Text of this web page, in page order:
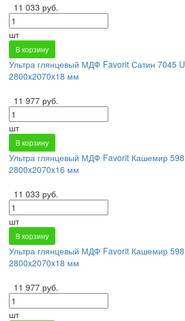
11 033 руб.
шт
В корзину
Ультра глянцевый МДФ Favorit Сатин 7045
2800x2070x18 мм
11 977 руб.
шт
В корзину
Ультра глянцевый МДФ Favorit Кашемир
2800x2070x16 мм
11 033 руб.
шт
В корзину
Ультра глянцевый МДФ Favorit Кашемир
2800x2070x18 мм
11 977 руб.
шт